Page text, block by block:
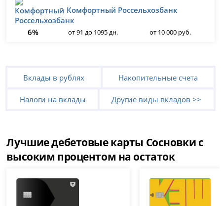
Комфортный Россельхозбанк
6% от 91 до 1095 дн. от 10 000 руб.
Вклады в рублях Накопительные счета
Налоги на вклады Другие виды вкладов >>
Лучшие дебетовые карты Сосновки с
высоким процентом на остаток